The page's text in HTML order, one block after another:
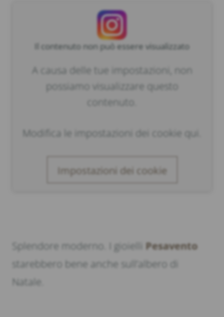
Il contenuto non può essere visualizzato
A causa delle tue impostazioni, non
possiamo visualizzare questo
contenuto.
Modifica le impostazioni dei cookie qui.
Impostazioni dei cookie
Splendore moderno. I gioielli Pesavento
starebbero bene anche sull’albero di
Natale.